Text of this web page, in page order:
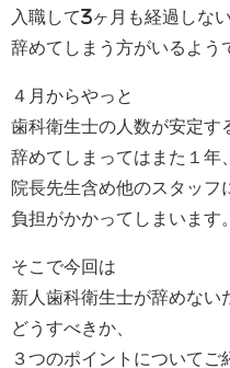
入職して3ヶ月も経過しな
辞めてしまう方がいるよう
４月からやっと
歯科衛生士の人数が安定す
辞めてしまってはまた１年、
院長先生含め他のスタッフ
負担がかかってしまいます。
そこで今回は
新人歯科衛生士が辞めない
どうすべきか、
３つのポイントについてご